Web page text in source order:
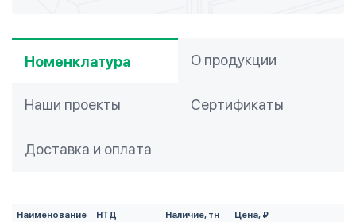
Номенклатура О продукции
Наши проекты Сертификаты
Доставка и оплата
Наименование НТД Наличие, тн Цена, ₽